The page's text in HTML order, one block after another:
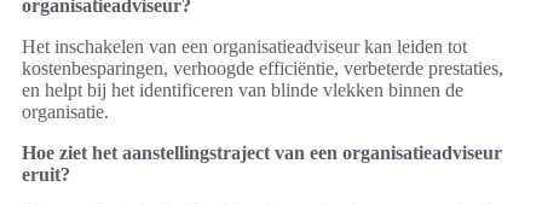
organisatieadviseur?
Het inschakelen van een organisatieadviseur kan leiden tot
kostenbesparingen, verhoogde efficiëntie, verbeterde prestaties,
en helpt bij het identificeren van blinde vlekken binnen de
organisatie.
Hoe ziet het aanstellingstraject van een organisatieadviseur
eruit?